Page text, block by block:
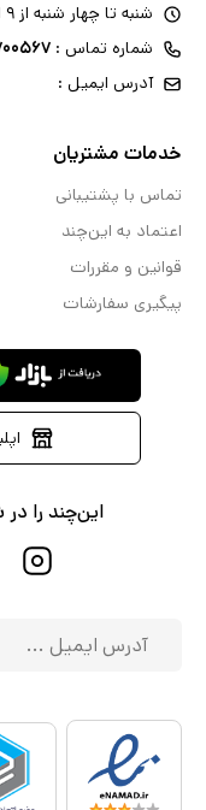
شنبه تا چهار شنبه از ۹ الی ۱۷ ، پنج شنبه ۹ الی ۱۳
شماره تماس :
آدرس ایمیل :
خدمات مشتریان
تماس با پشتیبانی
اعتماد به این‌چند
قوانین و مقررات
پیگیری سفارشات
این‌چند را